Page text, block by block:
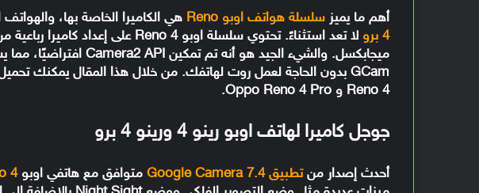
أهم ما يميز سلسلة هواتف اوبو Reno هي الكاميرا الخاصة بها، والهواتف
4 برو
ميجابكسل. والشيء الجيد هو أنه تم تمكين Camera2 API افتراضيًا، مما يسمح لك بتثبيت
GCam بدون الحاجة لعمل روت لهاتفك. من خلال هذا المقال يمكنك تحميل
Reno 4 و Oppo Reno 4 Pro.
جوجل كاميرا لهاتف اوبو رينو 4 ورينو 4 برو
أحدث إصدار منتطبيق Google Camera 7.4 متوافق مع هاتفي اوبو4